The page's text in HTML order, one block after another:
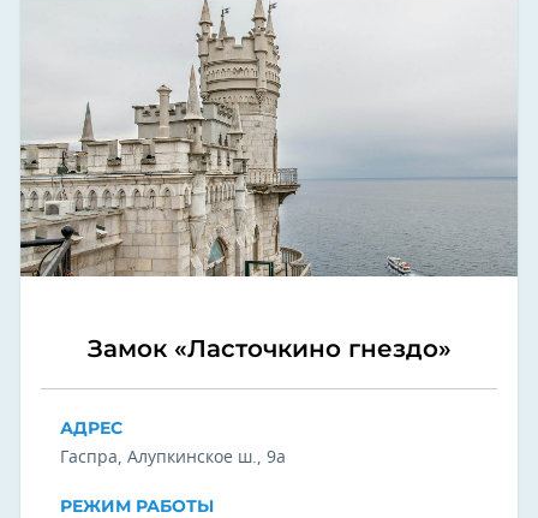
Замок «Ласточкино гнездо»
АДРЕС
Гаспра, Алупкинское ш., 9а
РЕЖИМ РАБОТЫ